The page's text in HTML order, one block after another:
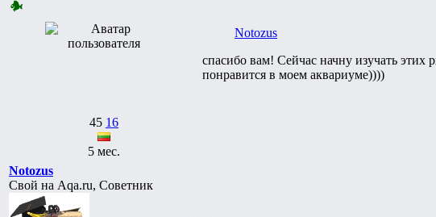
45 16
5 мес.
Notozus
спасибо вам! Сейчас начну изучать
понравится в моем аквариуме))))
Notozus
Свой на Aqa.ru, Советник